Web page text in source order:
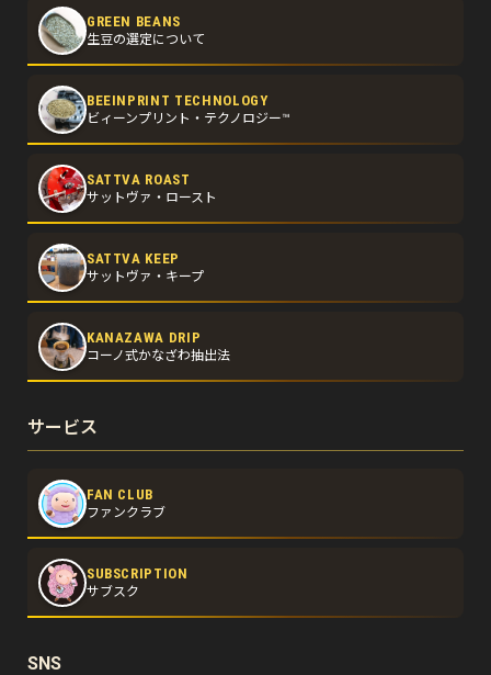
GREEN BEANS
生豆の選定について
BEEINPRINT TECHNOLOGY
ビィーンプリント・テクノロジー™
SATTVA ROAST
サットヴァ・ロースト
SATTVA KEEP
サットヴァ・キープ
KANAZAWA DRIP
コーノ式かなざわ抽出法
サービス
FAN CLUB
ファンクラブ
SUBSCRIPTION
サブスク
SNS